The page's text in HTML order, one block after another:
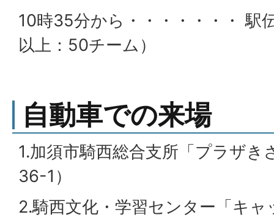
10時35分から・・・・・・・ 駅
以上：50チーム）
自動車での来場
1.加須市騎西総合支所「プラザき
36-1）
2.騎西文化・学習センター「キ